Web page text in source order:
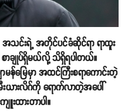
အသင်းရဲ့ အတိုင်ပင်ခံဆိုင်ရာ ရာထူး
စာချုပ်ရှိမယ်လို့ သိရှိရပါတယ်။
န်မြေမှာ အထင်ကြီးစရာကောင်းတဲ့
းယားလိဂ်ကို ရောက်လာတဲ့အပေါ်
းထားတာပါ။